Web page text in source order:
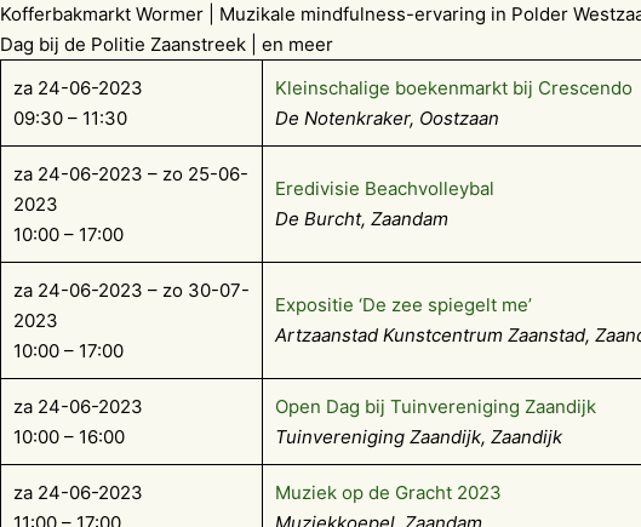
Kofferbakmarkt Wormer | Muzikale mindfulness-ervaring in Polder
Dag bij de Politie Zaanstreek | en meer
za 24-06-2023
09:30 – 11:30
Kleinschalige boekenmarkt bij Crescendo
De Notenkraker, Oostzaan
za 24-06-2023 – zo 25-06-
2023
10:00 – 17:00
Eredivisie Beachvolleybal
De Burcht, Zaandam
za 24-06-2023 – zo 30-07-
2023
10:00 – 17:00
Expositie ‘De zee spiegelt me’
Artzaanstad Kunstcentrum Zaanstad,
za 24-06-2023
10:00 – 16:00
Open Dag bij Tuinvereniging Zaandijk
Tuinvereniging Zaandijk, Zaandijk
za 24-06-2023
11:00 – 17:00
Muziek op de Gracht 2023
Muziekkoepel, Zaandam